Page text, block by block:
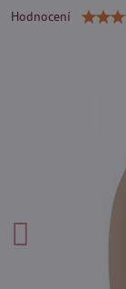
Hodnocení